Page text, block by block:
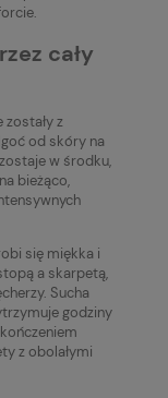
cały
z
od skóry na
w środku,
bieżąco,
się miękka i
a skarpetą,
Sucha
godziny
z obolałymi